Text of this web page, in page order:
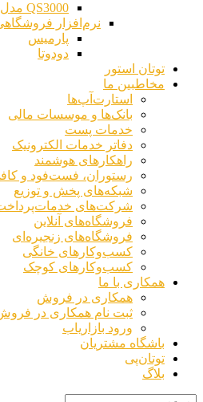
QS3000 مدل پایانه‌فروش اندرویدی
نرم‌افزار
پارمیس
دودوتا
توتان استور
مخاطبین ما
استارت‌آپ‌ها
بانک‌ها و موسسات مالی
خدمات پست
دفاتر خدمات الکترونیک
راهکارهای هوشمند
رستوران، فست‌فود و
شبکه‌های پخش و توزیع
شرکت‌های
فروشگاه‌های آنلاین
فروشگاه‌های زنجیره‌ای
کسب‌وکارهای خانگی
کسب‌وکارهای کوچک
همکاری با ما
همکاری در فروش
ثبت نام همکاری در
ورود بازاریاب
باشگاه مشتریان
توتان‌پی
بلاگ